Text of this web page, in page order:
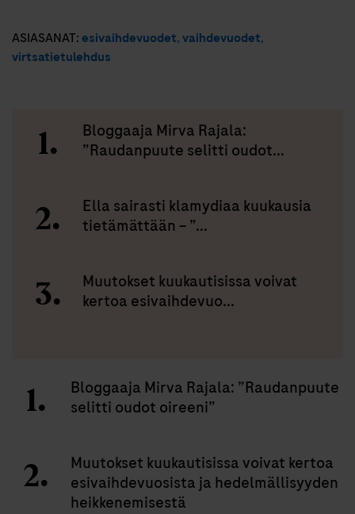
ASIASANAT: esivaihdevuodet,vaihdevuodet,
virtsatietulehdus
Bloggaaja Mirva Rajala:
”Raudanpuute selitti oudot...
Ella sairasti klamydiaa kuukausia
tietämättään – ”...
Muutokset kuukautisissa voivat
kertoa esivaihdevuo...
Bloggaaja Mirva Rajala: ”Raudanpuute
selitti oudot oireeni”
Muutokset kuukautisissa voivat kertoa
esivaihdevuosista ja hedelmällisyyden
heikkenemisestä